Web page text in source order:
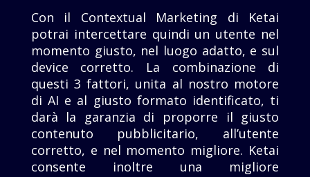
Con il Contextual Marketing di Ketai
potrai intercettare quindi un utente nel
momento giusto, nel luogo adatto, e sul
device corretto. La combinazione di
questi 3 fattori, unita al nostro motore
di AI e al giusto formato identificato, ti
darà la garanzia di proporre il giusto
contenuto pubblicitario, all’utente
corretto, e nel momento migliore. Ketai
consente inoltre una migliore